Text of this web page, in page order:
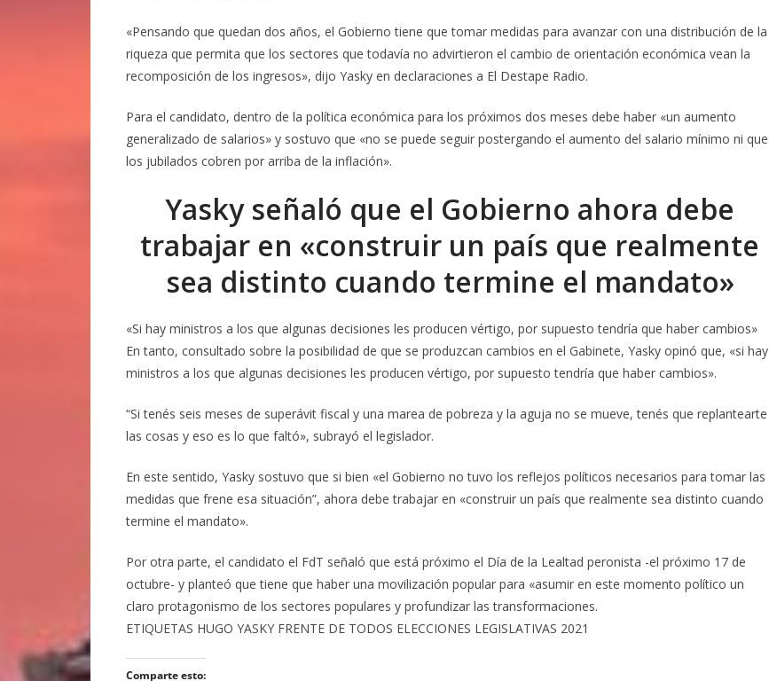
«Pensando que quedan dos años, el Gobierno tiene que tomar medidas para avanzar con una distribución de la
riqueza que permita que los sectores que todavía no advirtieron el cambio de orientación económica vean la
recomposición de los ingresos», dijo Yasky en declaraciones a El Destape Radio.
Para el candidato, dentro de la política económica para los próximos dos meses debe haber «un aumento
generalizado de salarios» y sostuvo que «no se puede seguir postergando el aumento del salario mínimo ni que
los jubilados cobren por arriba de la inflación».
Yasky señaló que el Gobierno ahora debe
trabajar en «construir un país que realmente
sea distinto cuando termine el mandato»
«Si hay ministros a los que algunas decisiones les producen vértigo, por supuesto tendría que haber cambios»
En tanto, consultado sobre la posibilidad de que se produzcan cambios en el Gabinete, Yasky opinó que, «si hay
ministros a los que algunas decisiones les producen vértigo, por supuesto tendría que haber cambios».
“Si tenés seis meses de superávit fiscal y una marea de pobreza y la aguja no se mueve, tenés que replantearte
las cosas y eso es lo que faltó», subrayó el legislador.
En este sentido, Yasky sostuvo que si bien «el Gobierno no tuvo los reflejos políticos necesarios para tomar las
medidas que frene esa situación”, ahora debe trabajar en «construir un país que realmente sea distinto cuando
termine el mandato».
Por otra parte, el candidato el FdT señaló que está próximo el Día de la Lealtad peronista -el próximo 17 de
octubre- y planteó que tiene que haber una movilización popular para «asumir en este momento político un
claro protagonismo de los sectores populares y profundizar las transformaciones.
ETIQUETAS HUGO YASKY FRENTE DE TODOS ELECCIONES LEGISLATIVAS 2021
Comparte esto: